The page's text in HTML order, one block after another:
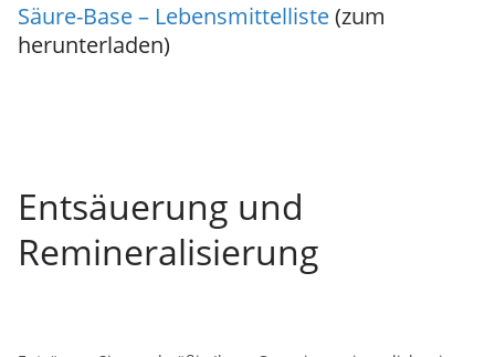
Säure-Base – Lebensmittelliste(zum
herunterladen)
Entsäuerung und
Remineralisierung